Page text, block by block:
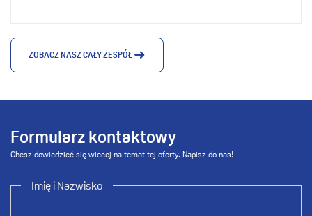
ZOBACZ NASZ CAŁY ZESPÓŁ
Formularz kontaktowy
Chesz dowiedzieć się wiecej na temat tej oferty. Napisz do nas!
Imię i Nazwisko